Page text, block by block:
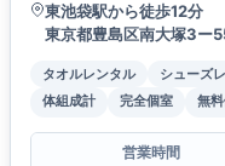
東池袋駅から徒歩12分
東京都豊島区南大塚3ー
タオルレンタル シューズ
体組成計
完全個室 無
営業時間